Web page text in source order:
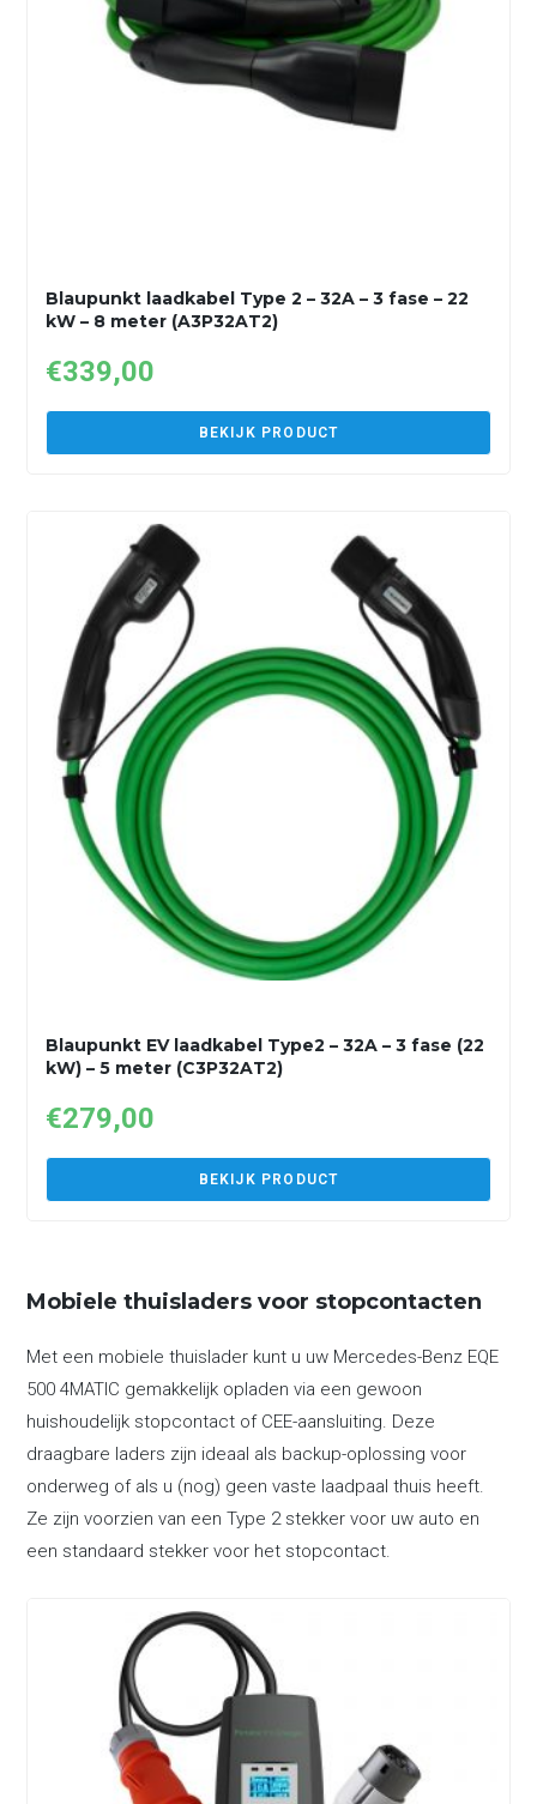
Blaupunkt laadkabel Type 2 – 32A – 3 fase – 22
kW – 8 meter (A3P32AT2)
€339,00
BEKIJK PRODUCT
Blaupunkt EV laadkabel Type2 – 32A – 3 fase (22
kW) – 5 meter (C3P32AT2)
€279,00
BEKIJK PRODUCT
Mobiele thuisladers voor stopcontacten
Met een mobiele thuislader kunt u uw Mercedes-Benz EQE
500 4MATIC gemakkelijk opladen via een gewoon
huishoudelijk stopcontact of CEE-aansluiting. Deze
draagbare laders zijn ideaal als backup-oplossing voor
onderweg of als u (nog) geen vaste laadpaal thuis heeft.
Ze zijn voorzien van een Type 2 stekker voor uw auto en
een standaard stekker voor het stopcontact.